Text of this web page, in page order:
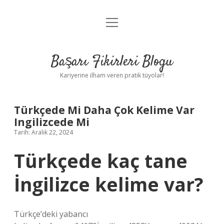
Anasayfa
Yasal Uyarı
menüyü
Başarı Fikirleri Blogu
Kariyerine ilham veren pratik tüyolar!
Türkçede Mi Daha Çok Kelime Var
Ingilizcede Mi
Tarih: Aralık 22, 2024
Türkçede kaç tane
İngilizce kelime var?
Türkçe’deki yabancı